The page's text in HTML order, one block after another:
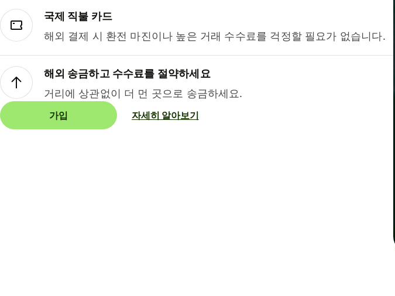
국제 직불 카드
해외 결제 시 환전 마진이나 높은 거래 수수료를 걱정할 필요가 없습니다.
해외 송금하고 수수료를 절약하세요
거리에 상관없이 더 먼 곳으로 송금하세요.
가입 자세히 알아보기